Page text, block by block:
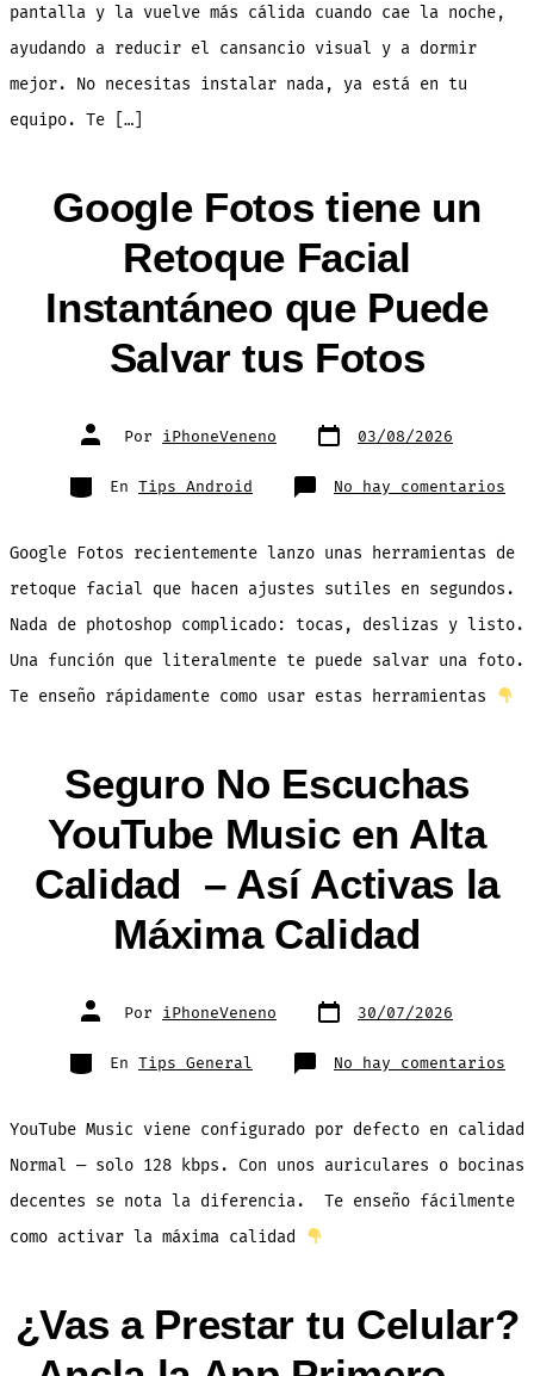
pantalla y la vuelve más cálida cuando cae la noche,
ayudando a reducir el cansancio visual y a dormir
mejor. No necesitas instalar nada, ya está en tu
equipo. Te […]
Google Fotos tiene un
Retoque Facial
Instantáneo que Puede
Salvar tus Fotos
Autor
de Por iPhoneVeneno Fecha
de 03/08/2026
Categorías
En Tips Android No hay comentarios
que
Google Fotos recientemente lanzo unas herramientas de
retoque facial que hacen ajustes sutiles en segundos.
Nada de photoshop complicado: tocas, deslizas y listo.
Una función que literalmente te puede salvar una foto.
Te enseño rápidamente como usar estas herramientas
Seguro No Escuchas
YouTube Music en Alta
Calidad – Así Activas la
Máxima Calidad
Autor
de Por iPhoneVeneno Fecha
de 30/07/2026
Categorías
En Tips General No hay comentarios
Así
YouTube Music viene configurado por defecto en calidad
Normal — solo 128 kbps. Con unos auriculares o bocinas
decentes se nota la diferencia. Te enseño fácilmente
como activar la máxima calidad
¿Vas a Prestar tu Celular?